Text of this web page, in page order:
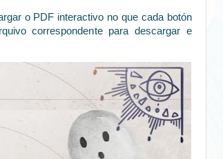
o PDF interactivo no que cada botón
correspondente para descargar e